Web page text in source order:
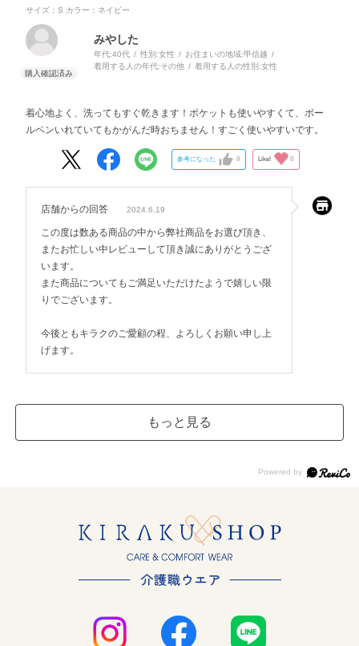
サイズ：S カラー：ネイビー
みやした
年代:40代 性別:女性 お住まいの地域:甲信越
着用する人の年代:その他 着用する人の性別:女性
着心地よく、洗ってもすぐ乾きます！ポケットも使いやすくて、ボー
ルペンいれていてもかがんだ時おちません！すごく使いやすいです。
参考になった 0 Like! 0
店舗からの回答 2024.6.19
この度は数ある商品の中から弊社商品をお選び頂き、
またお忙しい中レビューして頂き誠にありがとうござ
います。
また商品についてもご満足いただけたようで嬉しい限
りでございます。
今後ともキラクのご愛顧の程、よろしくお願い申し上
げます。
もっと見る